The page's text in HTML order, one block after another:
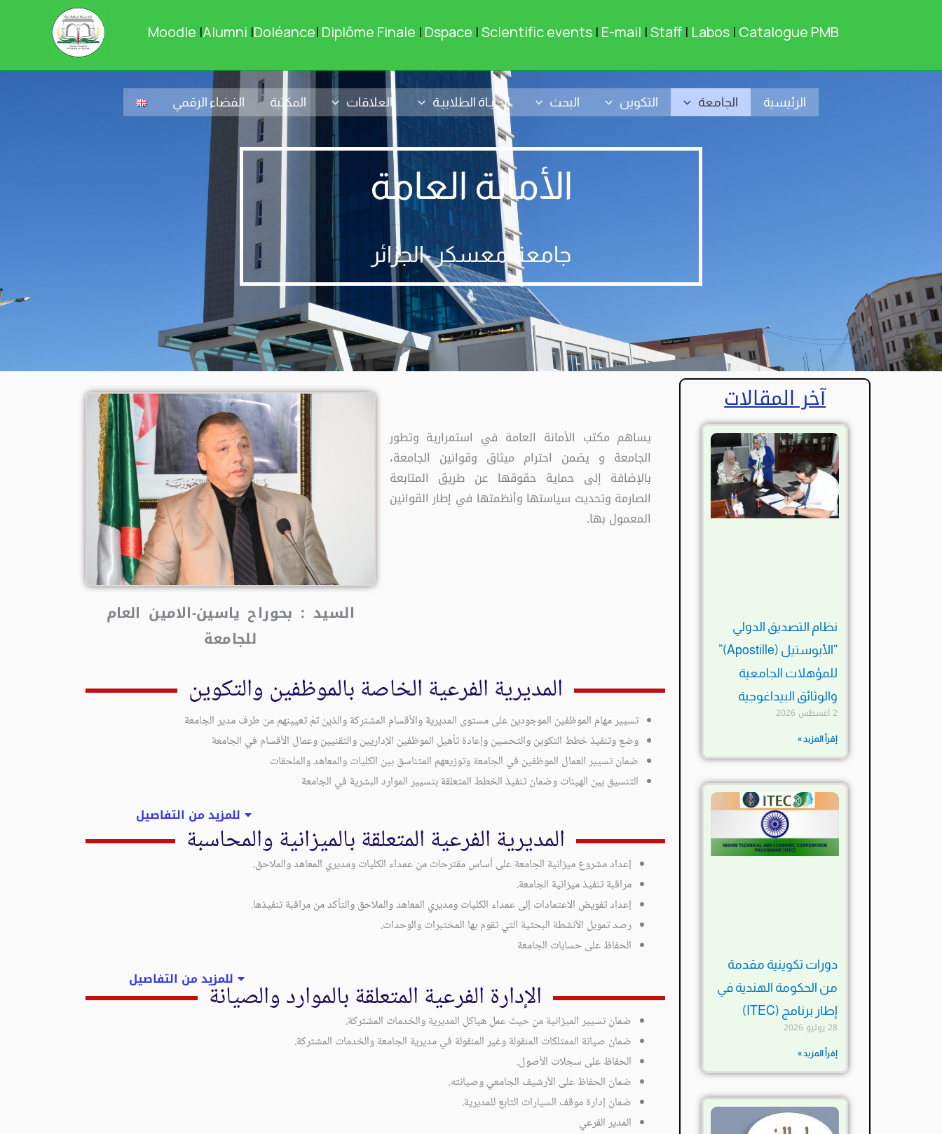
Moodle |Alumni |Doléance| Diplôme Finale | Dspace |Scientific events | E-mail |Staff | Labos | Catalogue PMB
الرئيسية الجامعة التكوين البحث الحـيـاة الطلابيـة العلاقات المكتبة الفضاء الرقمي
الأمانة العامة
جامعة معسكر -الجزائر
آخر المقالات
نظام التصديق الدولي
“الأبوستيل (Apostille)”
للمؤهلات الجامعية
والوثائق البيداغوجية
2 أغسطس 2026
إقرأ المزيد »
دورات تكوينية مقدمة
من الحكومة الهندية في
إطار برنامج (ITEC)
28 يوليو 2026
إقرأ المزيد »
يساهم مكتب الأمانة العامة في استمرارية وتطور
الجامعة و يضمن احترام ميثاق وقوانين الجامعة،
بالإضافة إلى حماية حقوقها عن طريق المتابعة
الصارمة وتحديث سياستها وأنظمتها في إطار القوانين
المعمول بها.
السيد : بحوراح ياسين-الامين العام
للجامعة
المديرية الفرعية الخاصة بالموظفين والتكوين
تسيير مهام الموظفين الموجودين على مستوى المديرية والأقسام المشتركة والذين تمّ تعيينهم من طرف مدير الجامعة
وضع وتنفيذ خطط التكوين والتحسين وإعادة تأهيل الموظفين الإداريين والتقنيين وعمال الأقسام في الجامعة
ضمان تسيير العمال الموظفين في الجامعة وتوزيعهم المتناسق بين الكليات والمعاهد والملحقات
التنسيق بين الهيئات وضمان تنفيذ الخطط المتعلقة بتسيير الموارد البشرية في الجامعة
للمزيد من التفاصيل
المديرية الفرعية المتعلقة بالميزانية والمحاسبة
إعداد مشروع ميزانية الجامعة على أساس مقترحات من عمداء الكليات ومديري المعاهد والملاحق.
مراقبة تنفيذ ميزانية الجامعة.
إعداد تفويض الاعتمادات إلى عمداء الكليات ومديري المعاهد والملاحق والتأكد من مراقبة تنفيذها.
رصد تمويل الأنشطة البحثية التي تقوم بها المختبرات والوحدات.
الحفاظ على حسابات الجامعة
للمزيد من التفاصيلالإدارة الفرعية المتعلقة بالموارد والصيانة
ضمان تسيير الميزانية من حيث عمل هياكل المديرية والخدمات المشتركة.
ضمان صيانة الممتلكات المنقولة وغير المنقولة في مديرية الجامعة والخدمات المشتركة.
الحفاظ على سجلات الأصول.
ضمان الحفاظ على الأرشيف الجامعي وصيانته.
ضمان إدارة موقف السيارات التابع للمديرية.
المدير الفرعي